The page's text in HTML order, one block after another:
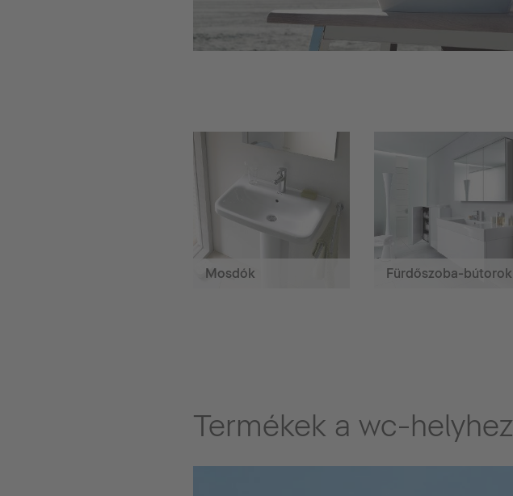
Mosdók Fürdőszoba-bútorok
Termékek a wc-helyhez